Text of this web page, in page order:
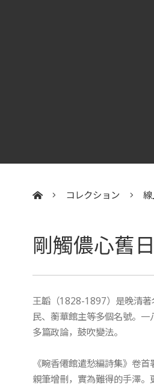
コレクション 線
剛觸儂心舊
王韜（1828-1897）是晚清著
民、蘅華館主等多個名號。
多篇政論，鼓吹變法。
《畹香僊館遣愁編詩集》卷
親筆增刪，實為難得的手澤